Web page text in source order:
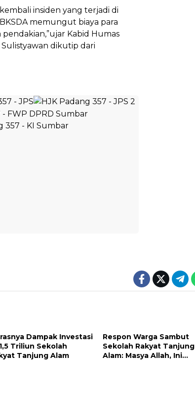
insiden yang terjadi di
memungut biaya para
Kabid Humas
dikutip dari
Dampak Investasi
Triliun Sekolah
Tanjung Alam
Respon Warga Sambut
Sekolah Rakyat Tanjung
Alam: Masya Allah, Ini